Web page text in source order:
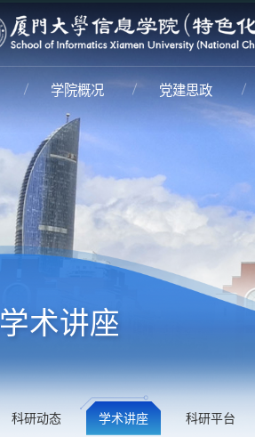
学院概况 党建思政
学术讲座
科研动态 学术讲座 科研平台